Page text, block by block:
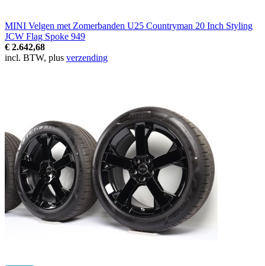
MINI Velgen met Zomerbanden U25 Countryman 20 Inch Styling
JCW Flag Spoke 949
€ 2.642,68
incl. BTW, plus verzending